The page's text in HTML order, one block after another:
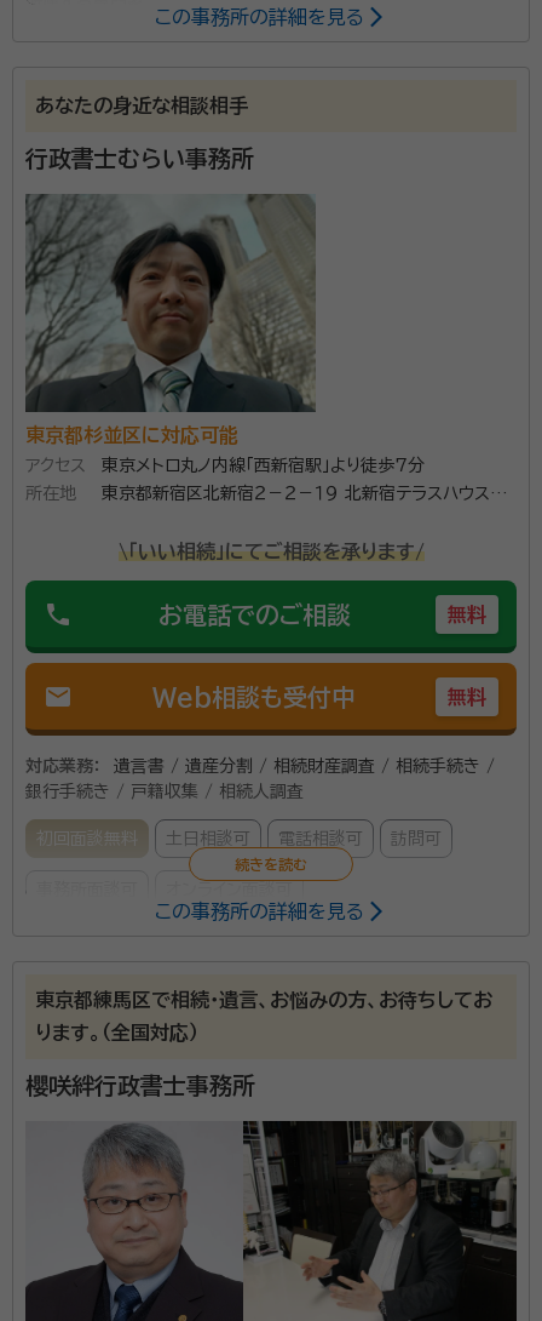
安心と満足を基本理念に１件１件ていねいな仕事を心が
けております。相続発生前のこと（遺言、任意後見契約、
理、遺言執行など）をご相談ください。 【対応地域】東京
都 【営業時間】平日9:00～18:00 事前にご連絡いた
だければ休日・時間外も対応いたします。
資格等： 行政書士
所属団体： 東京都行政書士会
この事務所の詳細を見る
あなたの身近な相談相手
行政書士むらい事務所
東京都杉並区に対応可能
アクセス
東京メトロ丸ノ内線「西新宿駅」より徒歩7分
所在地
東京都新宿区北新宿２－２－１９ 北新宿テラスハウス南
\「いい相続」にてご相談を承ります/
phone お電話でのご相談 無料
mail Web相談も受付中 無料
対応業務：
遺言書 / 遺産分割 / 相続財産調査 / 相続手続き /
銀行手続き / 戸籍収集 / 相続人調査
初回面談無料 土日相談可 電話相談可 訪問可
様々な相続手続きに関する書類の収集、作成、その他ア
ドバイスをさせていただきます。
資格等：行政書士、宅地建物取引士、再開発プランナー
東京都行政書士会
この事務所の詳細を見る
東京都練馬区で相続・遺言、お悩みの方、お待ちしてお
ります。（全国対応）
櫻咲絆行政書士事務所